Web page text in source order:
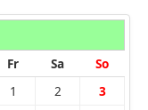
Fr Sa So
1 2 3